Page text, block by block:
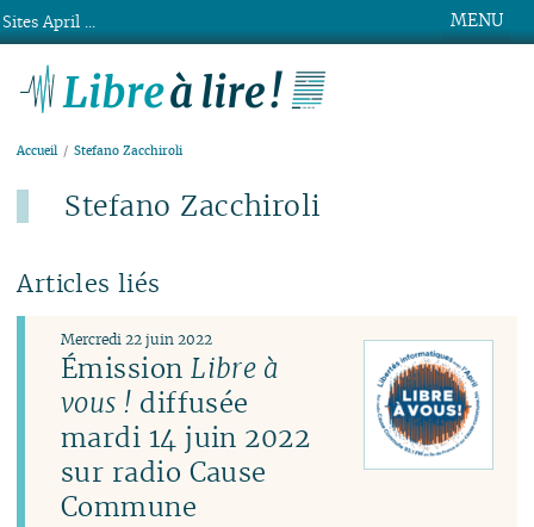
MENU
Accueil Stefano Zacchiroli
Stefano Zacchiroli
Articles liés
ÉmissionLibre à
vous ! diffusée
mardi 14 juin 2022
sur radio Cause
Commune
Mercredi 22 juin 2022
Sites April ...